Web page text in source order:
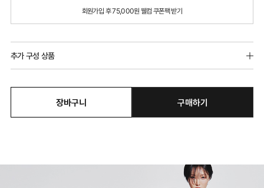
회원가입 후 75,000원 웰컴 쿠폰팩 받기
추가 구성 상품
장바구니 구매하기